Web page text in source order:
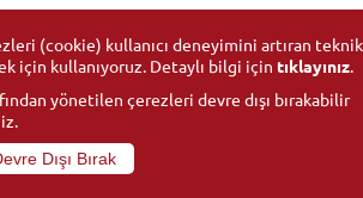
(cookie) kullanıcı deneyimini artıran teknik
için kullanıyoruz. Detaylı bilgi için tıklayınız.
yönetilen çerezleri devre dışı bırakabilir
Dışı Bırak
Üniversitesi- Tüm hakları saklıdır.